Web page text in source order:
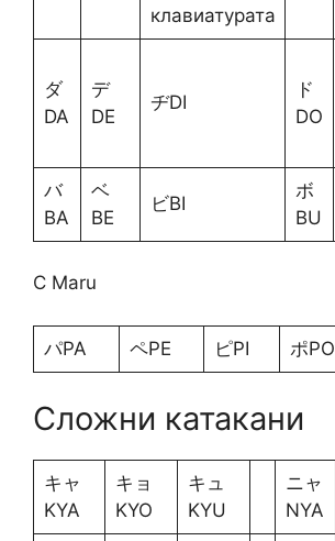
клавиатурата
ダ
DA
デ
DE
ヂDI
ド
DO
バ
BA
ベ
BE
ビBI
ボ
BU
С Maru
パPA ペPE ピPI ポPO
Сложни катакани
キャ
KYA
キョ
KYO
キュ
KYU
ニャ
NYA